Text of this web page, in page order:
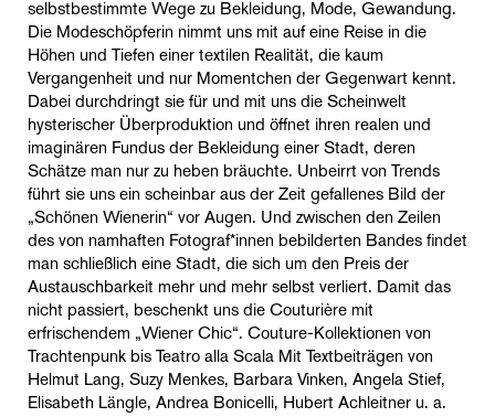
selbstbestimmte Wege zu Bekleidung, Mode, Gewandung.
Die Modeschöpferin nimmt uns mit auf eine Reise in die
Höhen und Tiefen einer textilen Realität, die kaum
Vergangenheit und nur Momentchen der Gegenwart kennt.
Dabei durchdringt sie für und mit uns die Scheinwelt
hysterischer Überproduktion und öffnet ihren realen und
imaginären Fundus der Bekleidung einer Stadt, deren
Schätze man nur zu heben bräuchte. Unbeirrt von Trends
führt sie uns ein scheinbar aus der Zeit gefallenes Bild der
„Schönen Wienerin“ vor Augen. Und zwischen den Zeilen
des von namhaften Fotograf*innen bebilderten Bandes findet
man schließlich eine Stadt, die sich um den Preis der
Austauschbarkeit mehr und mehr selbst verliert. Damit das
nicht passiert, beschenkt uns die Couturière mit
erfrischendem „Wiener Chic“. Couture-Kollektionen von
Trachtenpunk bis Teatro alla Scala Mit Textbeiträgen von
Helmut Lang, Suzy Menkes, Barbara Vinken, Angela Stief,
Elisabeth Längle, Andrea Bonicelli, Hubert Achleitner u. a.